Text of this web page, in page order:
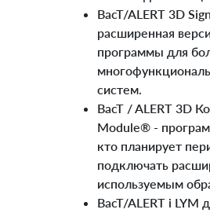
BacT/ALERT 3D
расширенная
программы для
систем.
BacT / ALERT 3D
Module® -
кто планирует
подключать
используемым
BacT/ALERT i LYM